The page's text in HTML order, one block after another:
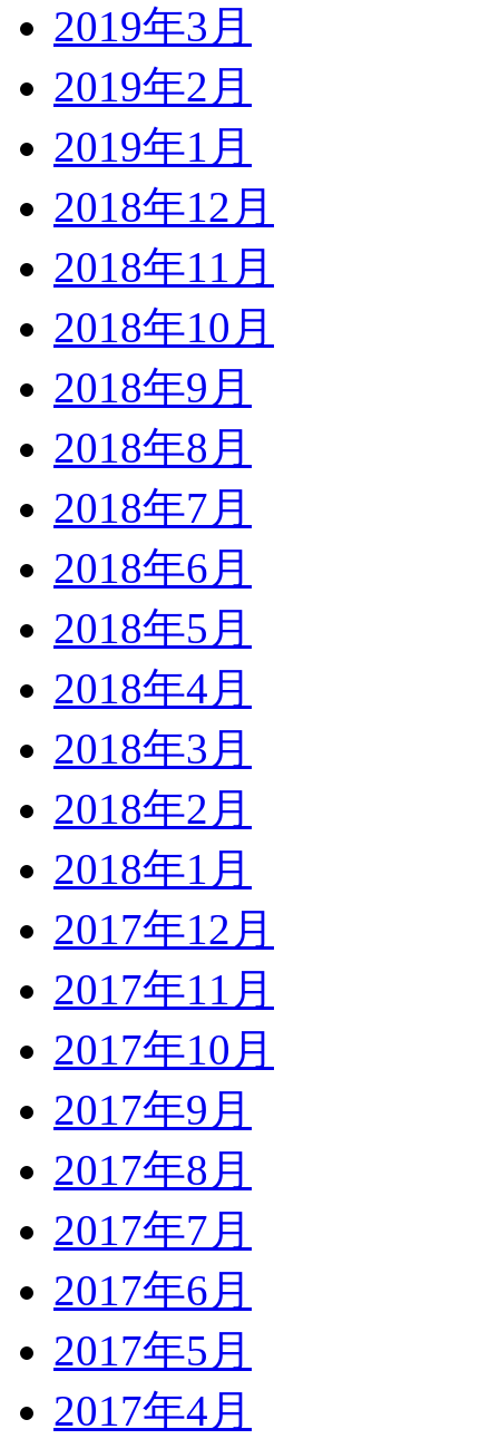
2019年3月
2019年2月
2019年1月
2018年12月
2018年11月
2018年10月
2018年9月
2018年8月
2018年7月
2018年6月
2018年5月
2018年4月
2018年3月
2018年2月
2018年1月
2017年12月
2017年11月
2017年10月
2017年9月
2017年8月
2017年7月
2017年6月
2017年5月
2017年4月